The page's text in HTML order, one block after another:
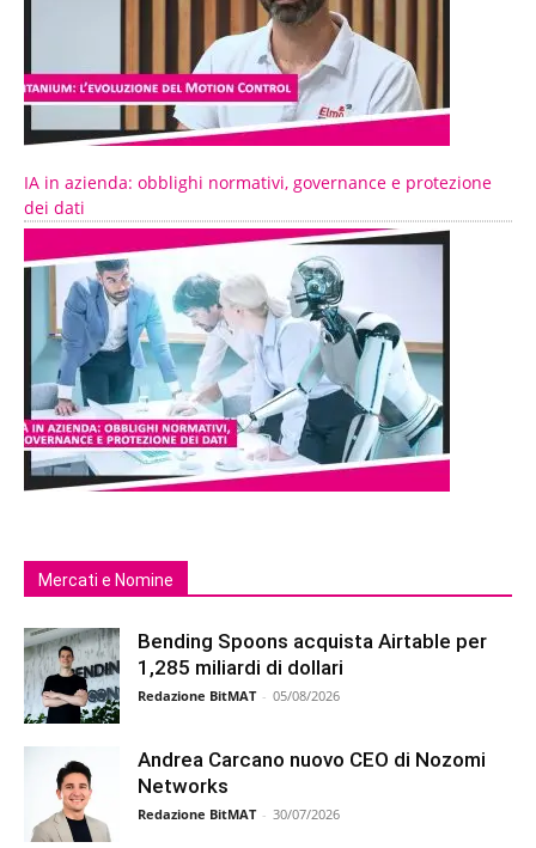
IA in azienda: obblighi normativi, governance e protezione
dei dati
Mercati e Nomine
Bending Spoons acquista Airtable per
1,285 miliardi di dollari
Redazione BitMAT - 05/08/2026
Andrea Carcano nuovo CEO di Nozomi
Networks
Redazione BitMAT - 30/07/2026